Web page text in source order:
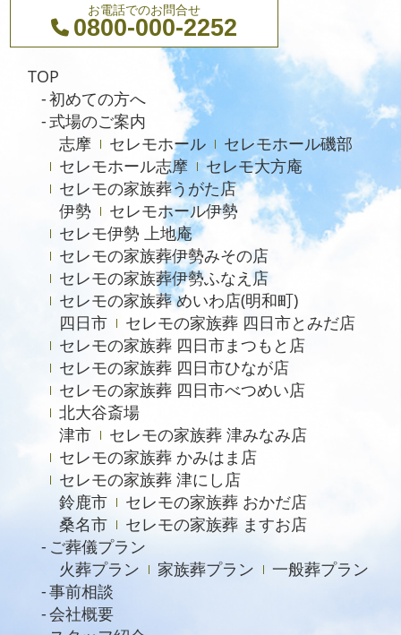
2024年9月
2024年8月
2024年5月
2023年7月
2021年4月
2020年6月
お電話でのお問合せ
0800-000-2252
TOP
初めての方へ
式場のご案内
志摩
セレモホール
セレモホール磯部
セレモホール志摩
セレモ大方庵
セレモの家族葬うがた店
伊勢
セレモホール伊勢
セレモ伊勢 上地庵
セレモの家族葬伊勢みその店
セレモの家族葬伊勢ふなえ店
セレモの家族葬 めいわ店(明和町)
四日市
セレモの家族葬 四日市とみだ店
セレモの家族葬 四日市まつもと店
セレモの家族葬 四日市ひなが店
セレモの家族葬 四日市べつめい店
北大谷斎場
津市
セレモの家族葬 津みなみ店
セレモの家族葬 かみはま店
セレモの家族葬 津にし店
鈴鹿市
セレモの家族葬 おかだ店
桑名市
セレモの家族葬 ますお店
ご葬儀プラン
火葬プラン
家族葬プラン
一般葬プラン
事前相談
会社概要